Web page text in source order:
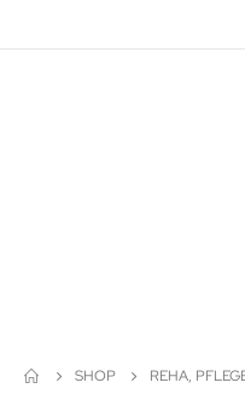
zum
SHOP REHA,